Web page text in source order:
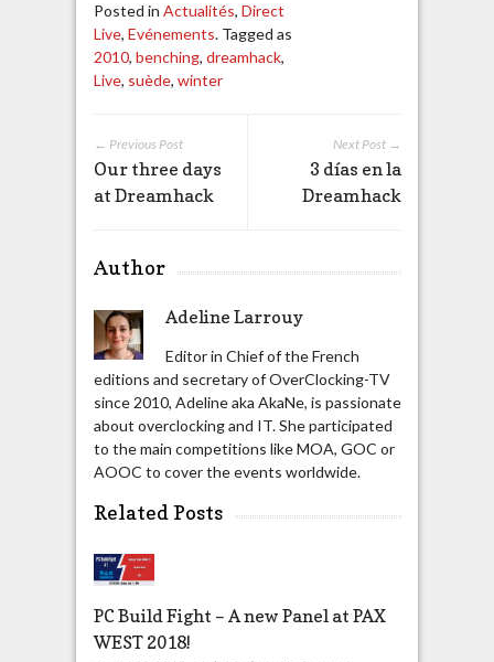
Posted in Actualités, Direct
Live, Evénements. Tagged as
2010, benching, dreamhack,
Live, suède, winter
Next Post →
3 días en la
Dreamhack
← Previous Post
Our three days
at Dreamhack
Author
Adeline Larrouy
Editor in Chief of the French
editions and secretary of OverClocking-TV
since 2010, Adeline aka AkaNe, is passionate
about overclocking and IT. She participated
to the main competitions like MOA, GOC or
AOOC to cover the events worldwide.
Related Posts
PC Build Fight – A new Panel at PAX
WEST 2018!